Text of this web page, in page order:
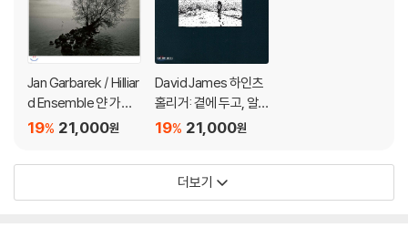
Jan Garbarek / Hilliar
d Ensemble 얀 가바
렉, 힐리어드 앙상블 오
연 실황 (Remember
21,000원
19%
David James 하인츠
홀리거: 곁에 두고, 알
브-체르 (Heinz Hollig
r)
21,000원
19%
더보기